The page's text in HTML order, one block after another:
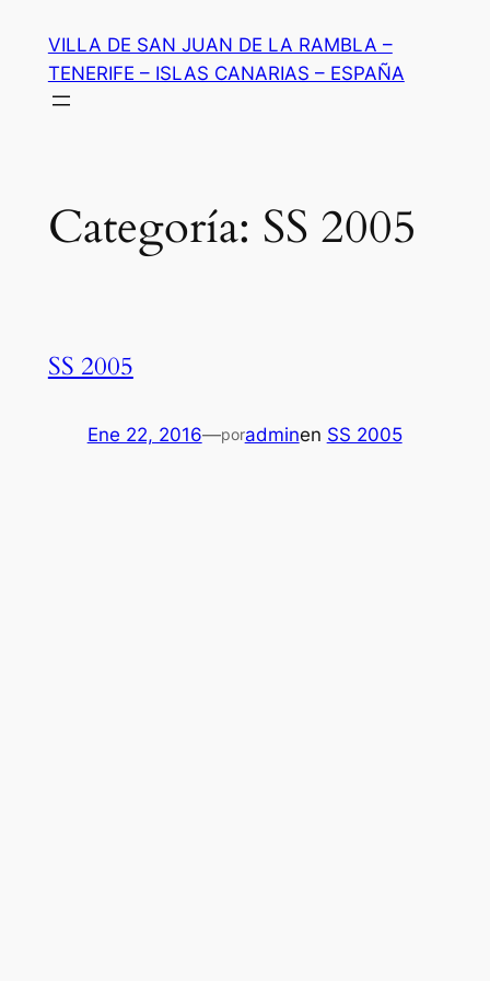
contenido
VILLA DE SAN JUAN DE LA RAMBLA –
TENERIFE – ISLAS CANARIAS – ESPAÑA
Categoría: SS 2005
SS 2005
Ene 22, 2016—poradminen SS 2005